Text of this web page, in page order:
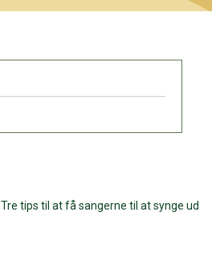
Tre tips til at få sangerne til at synge ud